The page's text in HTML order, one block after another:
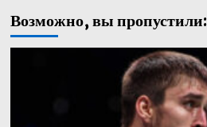
Возможно, вы пропустили: